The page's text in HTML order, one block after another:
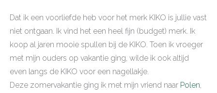
Dat ik een voorliefde heb voor het merk KIKO is jullie vast
niet ontgaan. Ik vind het een heel fijn (budget) merk. Ik
koop al jaren mooie spullen bij de KIKO. Toen ik vroeger
met mijn ouders op vakantie ging, wilde ik ook altijd
even langs de KIKO voor een nagellakje.
Deze zomervakantie ging ik met mijn vriend naar Polen,